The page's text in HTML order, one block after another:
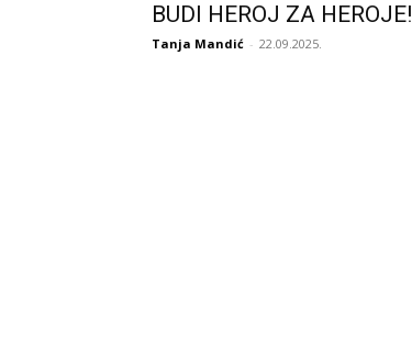
BUDI HEROJ ZA HEROJE!
Tanja Mandić - 22.09.2025.